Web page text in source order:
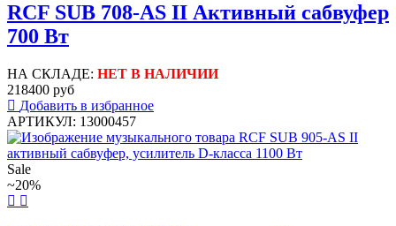
RCF SUB 708-AS II Активный сабвуфер
700 Вт
НА СКЛАДЕ: НЕТ В НАЛИЧИИ
218400 руб
Добавить в избранное
АРТИКУЛ: 13000457
Sale
~20%